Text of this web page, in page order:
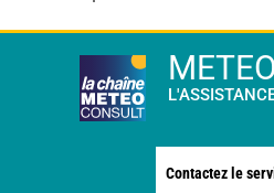
METEO
Contactez le